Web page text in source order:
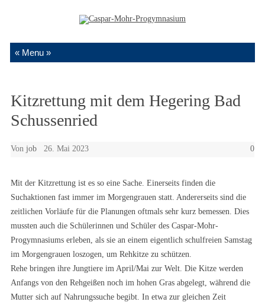
Zum Inhalt springen
Kitzrettung mit dem Hegering Bad
Schussenried
Von job 26. Mai 2023 0
Mit der Kitzrettung ist es so eine Sache. Einerseits finden die
Suchaktionen fast immer im Morgengrauen statt. Andererseits sind die
zeitlichen Vorläufe für die Planungen oftmals sehr kurz bemessen. Dies
mussten auch die Schülerinnen und Schüler des Caspar-Mohr-
Progymnasiums erleben, als sie an einem eigentlich schulfreien Samstag
im Morgengrauen loszogen, um Rehkitze zu schützen.
Rehe bringen ihre Jungtiere im April/Mai zur Welt. Die Kitze werden
Anfangs von den Rehgeißen noch im hohen Gras abgelegt, während die
Mutter sich auf Nahrungssuche begibt. In etwa zur gleichen Zeit